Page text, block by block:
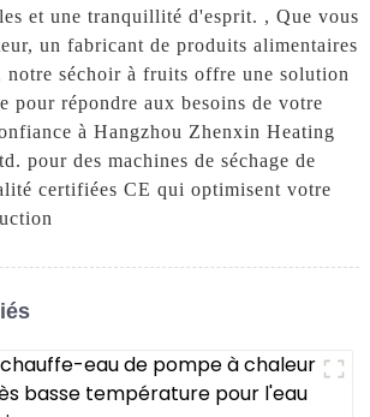
et une tranquillité d'esprit. , Que vous
un fabricant de produits alimentaires
notre séchoir à fruits offre une solution
pour répondre aux besoins de votre
à Hangzhou Zhenxin Heating
pour des machines de séchage de
certifiées CE qui optimisent votre